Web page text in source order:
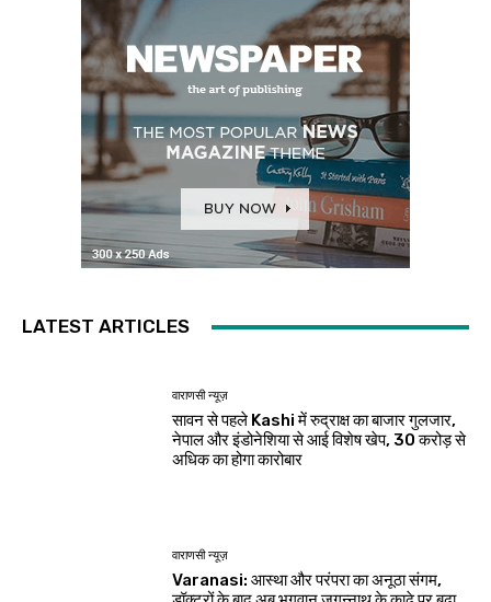
LATEST ARTICLES
वाराणसी न्यूज़
सावन से पहले Kashi में रुद्राक्ष का बाजार गुलजार,
नेपाल और इंडोनेशिया से आई विशेष खेप, 30 करोड़ से
अधिक का होगा कारोबार
वाराणसी न्यूज़
Varanasi: आस्था और परंपरा का अनूठा संगम,